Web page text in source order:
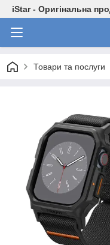
iStar - Оригінальна
Товари та послуги